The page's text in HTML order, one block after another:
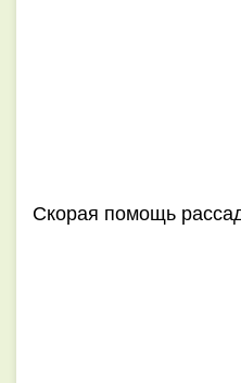
Скорая помощь